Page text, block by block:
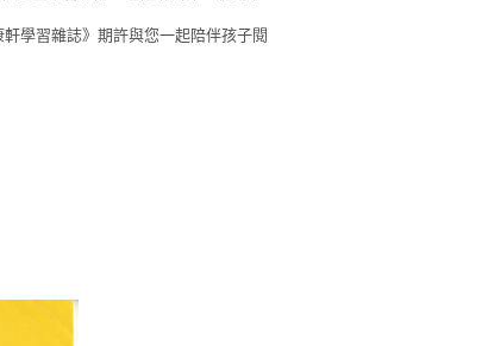
學習雜誌》期許與您一起陪伴孩子閱